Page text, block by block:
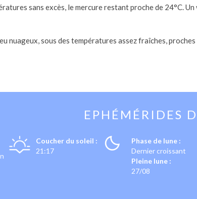
sans excès, le mercure restant proche de 24°C.
nuageux, sous des températures assez fraîches, proches
EPHÉMÉRIDES
Coucher du soleil :
21:17
Phase de lune :
Dernier croissant
Pleine lune :
27/08